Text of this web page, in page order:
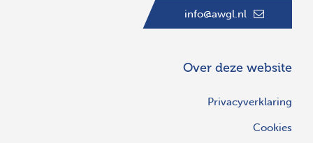
info@awgl.nl
Over deze website
Privacyverklaring
Cookies